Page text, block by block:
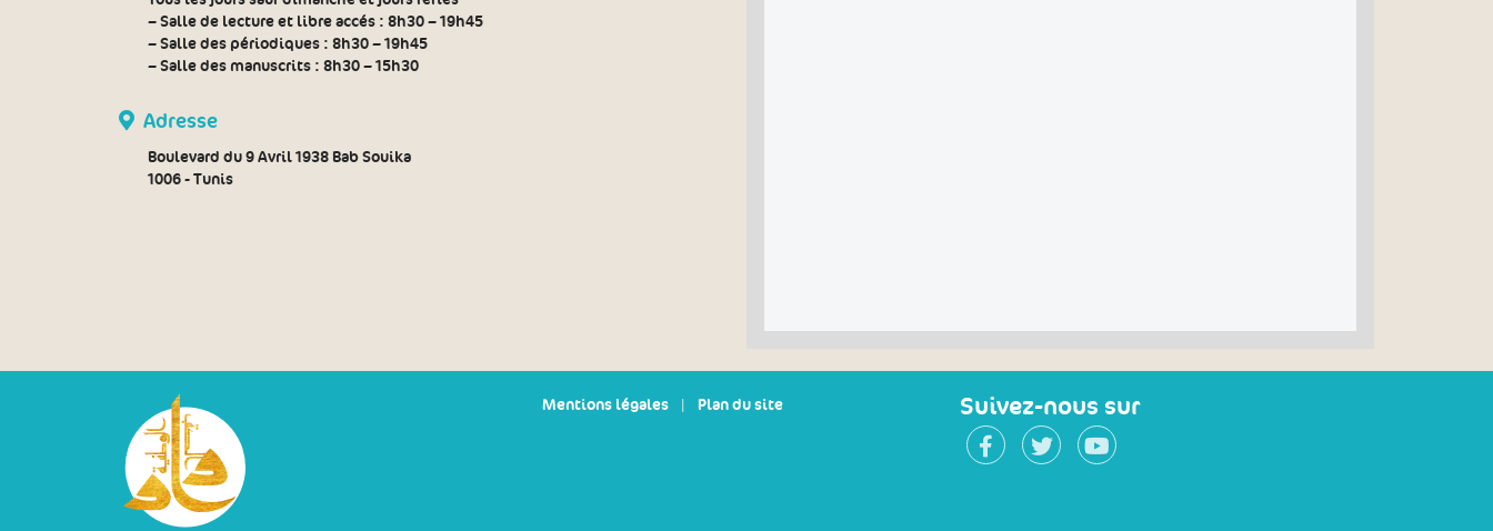
– Salle de lecture et libre accés : 8h30 – 19h45
– Salle des périodiques : 8h30 – 19h45
– Salle des manuscrits : 8h30 – 15h30
Adresse
Boulevard du 9 Avril 1938 Bab Souika
1006 - Tunis
Mentions légales | Plan du site Suivez-nous sur